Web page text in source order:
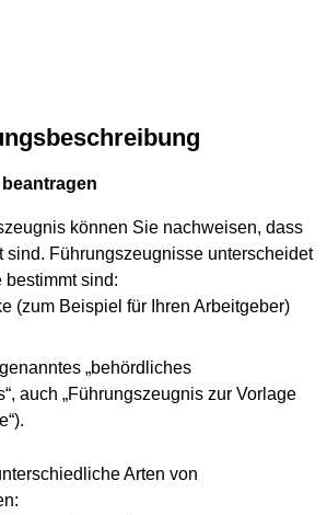
können Sie nachweisen, dass
sind. Führungszeugnisse unterscheidet
bestimmt sind:
(zum Beispiel für Ihren Arbeitgeber)
„behördliches
auch „Führungszeugnis zur Vorlage
Arten von